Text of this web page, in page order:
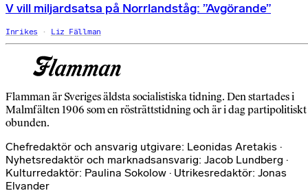
V vill miljardsatsa på Norrlandståg: ”Avgörande”
Inrikes Liz Fällman
Flamman är Sveriges äldsta socialistiska tidning. Den startades i
Malmfälten 1906 som en rösträttstidning och är i dag partipolitiskt
obunden.
Chefredaktör och ansvarig utgivare: Leonidas Aretakis ·
Nyhetsredaktör och marknadsansvarig: Jacob Lundberg ·
Kulturredaktör: Paulina Sokolow · Utrikesredaktör: Jonas
Elvander